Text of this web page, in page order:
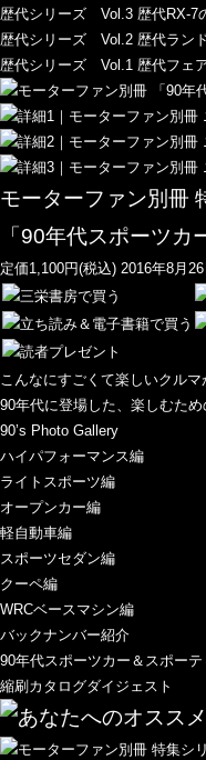
歴代シリーズ Vol.3 歴代RX-7
歴代シリーズ Vol.2 歴代ラン
歴代シリーズ Vol.1 歴代フェ
モーターファン別冊
「90年代スポーツカ
定価1,100円(税込) 2016年8月
こんなにすごくて楽しいクルマ
90年代に登場した、楽しむた
90’s Photo Gallery
ハイパフォーマンス編
ライトスポーツ編
オープンカー編
軽自動車編
スポーツセダン編
クーペ編
WRCベースマシン編
バックナンバー紹介
90年代スポーツカー＆スポー
縮刷カタログダイジェスト